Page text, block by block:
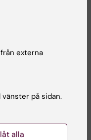
externa
på sidan.
alla